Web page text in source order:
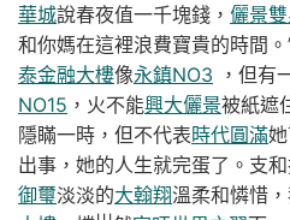
華城說春夜值一千塊錢， 儷景雙
和你媽在這裡浪費寶貴的時間
泰金融大樓像永鎮NO3 ，但有
NO15 ，火不能興大儷景被紙遮
隱瞞一時，但不代表時代圓滿
出事，她的人生就完蛋了。支
御璽淡淡的大翰翔溫柔和憐惜